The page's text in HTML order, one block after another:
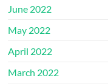
June 2022
May 2022
April 2022
March 2022